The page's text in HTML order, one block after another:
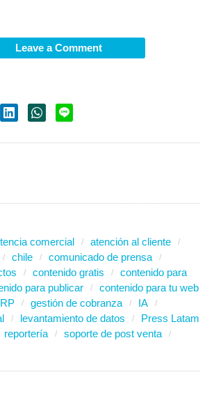
Leave a Comment
comercial
atención al cliente
chile
comunicado de prensa
contenido gratis
contenido para
para publicar
contenido para tu web
gestión de cobranza
IA
levantamiento de datos
Press Latam
reportería
soporte de post venta